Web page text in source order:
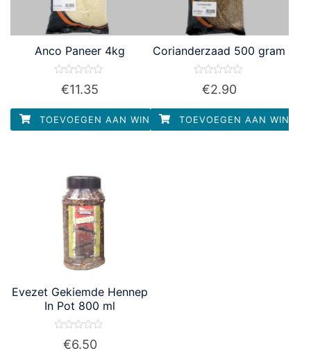
Anco Paneer 4kg
Waardering
5
€11.35
TOEVOEGEN AAN WINKELWAGEN
Corianderzaad 500 gram
Waardering
5
€2.90
TOEVOEGEN AAN
Evezet Gekiemde Hennep
In Pot 800 ml
Waardering
€6.50